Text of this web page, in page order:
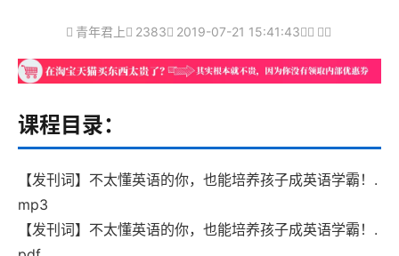
青年君上 2383 2019-07-21 15:41:43
课程目录：
【发刊词】不太懂英语的你，也能培养孩子成英语学霸！.
mp3
【发刊词】不太懂英语的你，也能培养孩子成英语学霸！.